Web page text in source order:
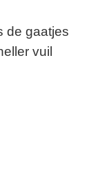
de gaatjes
vuil